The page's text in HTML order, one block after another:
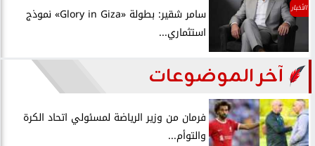
الأخبار
سامر شقير: بطولة «Glory in Giza» نموذج
استثماري...
آخر الموضوعات
فرمان من وزير الرياضة لمسئولي اتحاد الكرة
والتوأم...